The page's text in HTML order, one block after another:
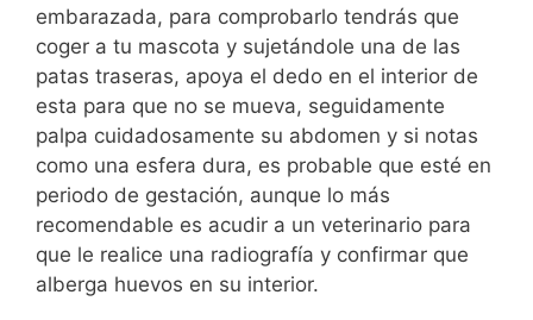
embarazada, para comprobarlo tendrás que
coger a tu mascota y sujetándole una de las
patas traseras, apoya el dedo en el interior de
esta para que no se mueva, seguidamente
palpa cuidadosamente su abdomen y si notas
como una esfera dura, es probable que esté en
periodo de gestación, aunque lo más
recomendable es acudir a un veterinario para
que le realice una radiografía y confirmar que
alberga huevos en su interior.